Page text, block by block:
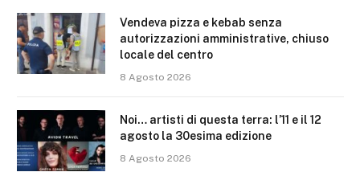
Vendeva pizza e kebab senza
autorizzazioni amministrative, chiuso
locale del centro
8 Agosto 2026
Noi… artisti di questa terra: l’11 e il 12
agosto la 30esima edizione
8 Agosto 2026